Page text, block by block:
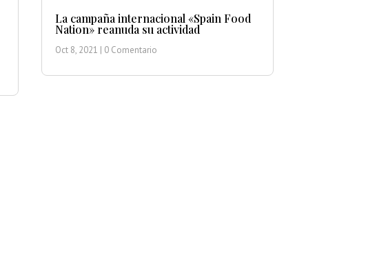
La campaña internacional «Spain Food
Nation» reanuda su actividad
Oct 8, 2021 | 0 Comentario